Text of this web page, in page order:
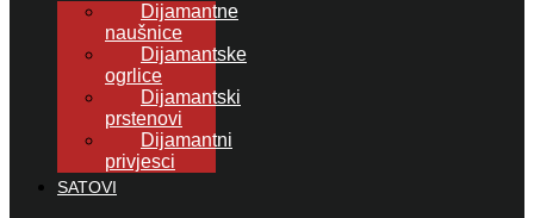
Dijamantne
naušnice
Dijamantske
ogrlice
Dijamantski
prstenovi
Dijamantni
privjesci
SATOVI